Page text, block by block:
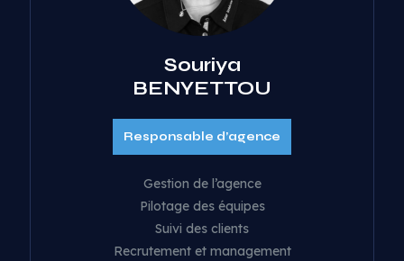
Souriya
BENYETTOU
Responsable d’agence
Gestion de l’agence
Pilotage des équipes
Suivi des clients
Recrutement et management